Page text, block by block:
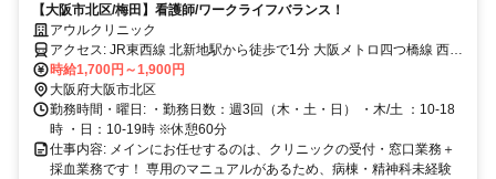
【大阪市北区/梅田】看護師/ワークライフバランス！
アウルクリニック
アクセス: JR東西線 北新地駅から徒歩で1分 大阪メトロ四つ橋線 西梅
田駅から徒歩で2分 阪神本線 大阪梅田駅から徒歩で4分
時給1,700円～1,900円
大阪府大阪市北区
勤務時間・曜日: ・勤務日数：週3回（木・土・日） ・木/土 ：10-18
時 ・日：10-19時 ※休憩60分
仕事内容: メインにお任せするのは、クリニックの受付・窓口業務＋
採血業務です！ 専用のマニュアルがあるため、病棟・精神科未経験